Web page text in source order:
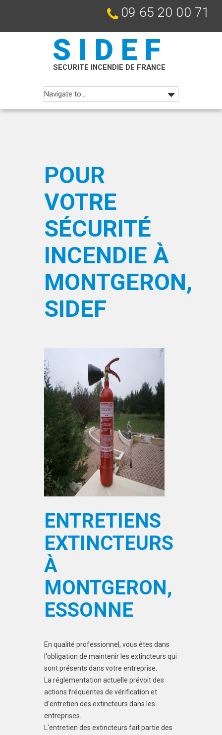
09 65 20 00 71
SIDEF
SECURITE INCENDIE DE FRANCE
POUR
VOTRE
SÉCURITÉ
INCENDIE À
MONTGERON,
SIDEF
ENTRETIENS
EXTINCTEURS
À
MONTGERON,
ESSONNE
En qualité professionnel, vous êtes dans
l'obligation de maintenir les extincteurs qui
sont présents dans votre entreprise.
La réglementation actuelle prévoit des
actions fréquentes de vérification et
d'entretien des extincteurs dans les
entreprises.
L'entretien des extincteurs fait partie des